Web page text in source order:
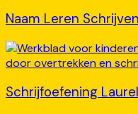
Naam Leren
Schrijfoefening